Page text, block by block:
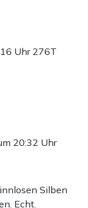
Uhr 276T
20:32 Uhr
Silben
Echt.